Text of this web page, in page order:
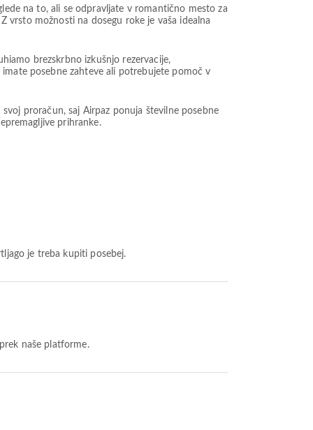
na to, ali se odpravljate v romantično mesto za
vrsto možnosti na dosegu roke je vaša idealna
brezskrbno izkušnjo rezervacije,
posebne zahteve ali potrebujete pomoč v
proračun, saj Airpaz ponuja številne posebne
prihranke.
je treba kupiti posebej.
naše platforme.